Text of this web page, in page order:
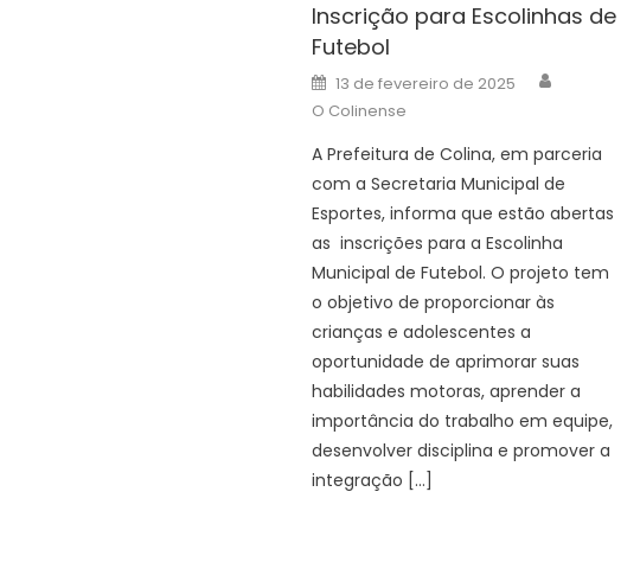
Inscrição para Escolinhas de
Futebol
Posted
on
13 de fevereiro de 2025
O Colinense
A Prefeitura de Colina, em parceria
com a Secretaria Municipal de
Esportes, informa que estão abertas
as inscrições para a Escolinha
Municipal de Futebol. O projeto tem
o objetivo de proporcionar às
crianças e adolescentes a
oportunidade de aprimorar suas
habilidades motoras, aprender a
importância do trabalho em equipe,
desenvolver disciplina e promover a
integração […]